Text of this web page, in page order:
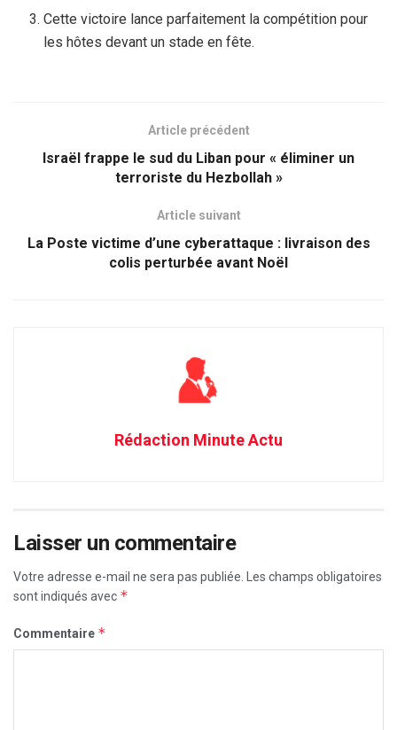
Cette victoire lance parfaitement la compétition pour
les hôtes devant un stade en fête.
Article précédent
Israël frappe le sud du Liban pour « éliminer un
terroriste du Hezbollah »
Article suivant
La Poste victime d’une cyberattaque : livraison des
colis perturbée avant Noël
Rédaction Minute Actu
Laisser un commentaire
Votre adresse e-mail ne sera pas publiée. Les champs obligatoires
sont indiqués avec *
Commentaire *